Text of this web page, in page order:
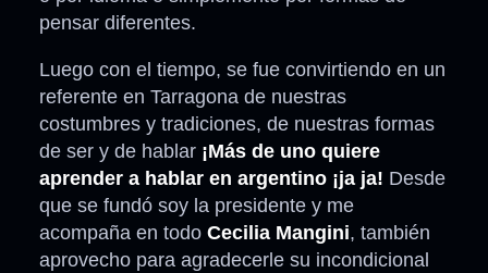
pensar diferentes.
Luego con el tiempo, se fue convirtiendo en un
referente en Tarragona de nuestras
costumbres y tradiciones, de nuestras formas
de ser y de hablar ¡Más de uno quiere
aprender a hablar en argentino ¡ja ja! Desde
que se fundó soy la presidente y me
acompaña en todo Cecilia Mangini, también
aprovecho para agradecerle su incondicional